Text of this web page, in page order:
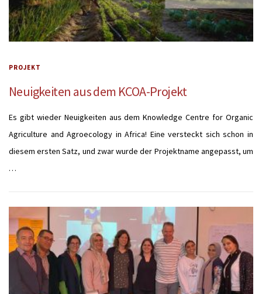
PROJEKT
Neuigkeiten aus dem KCOA-Projekt
Es gibt wieder Neuigkeiten aus dem Knowledge Centre for Organic
Agriculture and Agroecology in Africa! Eine versteckt sich schon in
diesem ersten Satz, und zwar wurde der Projektname angepasst, um
…